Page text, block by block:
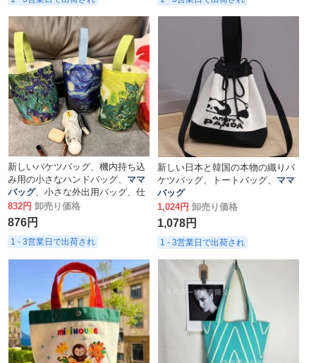
新しいバケツバッグ、機内持ち込
み用の小さなハンドバッグ、 ママ
バッグ、小さな外出用バッグ、仕
事用の手持ちランチバッグ
832円 卸売り価格
876円
1 - 3営業日で出荷され
新しい日本と韓国の本物の織りバ
ケツバッグ、トートバッグ、 ママ
バッグ
1,024円 卸売り価格
1,078円
1 - 3営業日で出荷され